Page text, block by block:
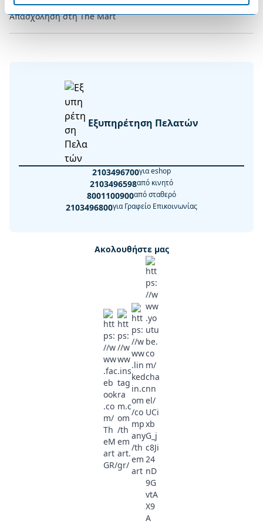
Απασχόληση στη The Mart
Εξυπηρέτηση Πελατών
2103496700για eshop
2103496598από κινητό
8001100900από σταθερό
2103496800για Γραφείο Επικοινωνίας
Ακολουθήστε μας